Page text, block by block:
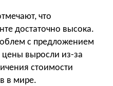
что
достаточно высока.
с предложением
цены выросли из-за
стоимости
в мире.